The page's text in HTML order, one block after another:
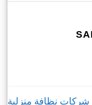
شركات نظافة منزلية